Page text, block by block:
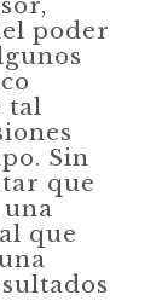
poder
tal
Sin
que
que